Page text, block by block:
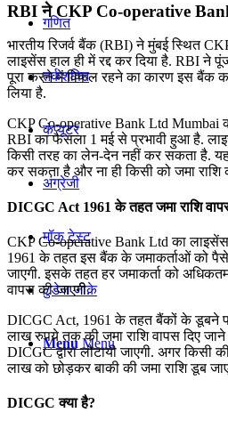
गणित
तर्कशक्ति
कंप्यूटर
अंग्रेजी
मॉक टेस्ट
टुडेज जीके
Menu Menu
RBI ने CKP Co-operative Bank
भारतीय रिजर्व बैंक (RBI) ने मुंबई स्थित
लाइसेंस हाल ही में रद्द कर दिया है. RBI ने
पूरा करने में विफल रहने का कारण इस बैंक
लिया है.
CKP Co-operative Bank Ltd Mumbai
RBI का फैसला 1 मई से प्रभावी हुआ है.
किसी तरह का लेन-देन नहीं कर सकता है. यह
कर सकता है और ना ही किसी को जमा
DICGC Act 1961 के तहत जमा राशि
CKP Co-operative Bank Ltd का
1961 के तहत इस बैंक के जमाकर्ताओं को पैसे
जाएगी. इसके तहत हर जमाकर्ता को
वापस की जाएगी.
DICGC Act, 1961 के तहत बैंकों के डूबने
लाख रुपये तक की जमा राशि वापस दिए जाने
DICGC द्वारा लौटायी जाएगी. अगर किसी
लाख को छोड़कर बाकी की जमा राशि डूब
DICGC क्या है?